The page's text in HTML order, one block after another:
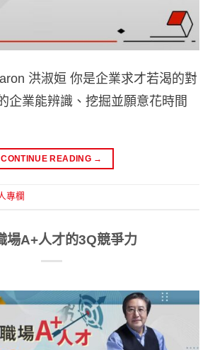
洪淑姮 你是企業求才若渴的對
企業能辨識、挖掘並願意花時間
CONTINUE READING →
專欄
場A+人才的3Q競爭力